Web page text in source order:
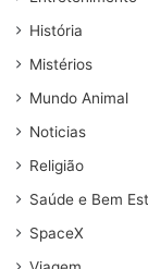
História
Mistérios
Mundo Animal
Noticias
Religião
Saúde e Bem
SpaceX